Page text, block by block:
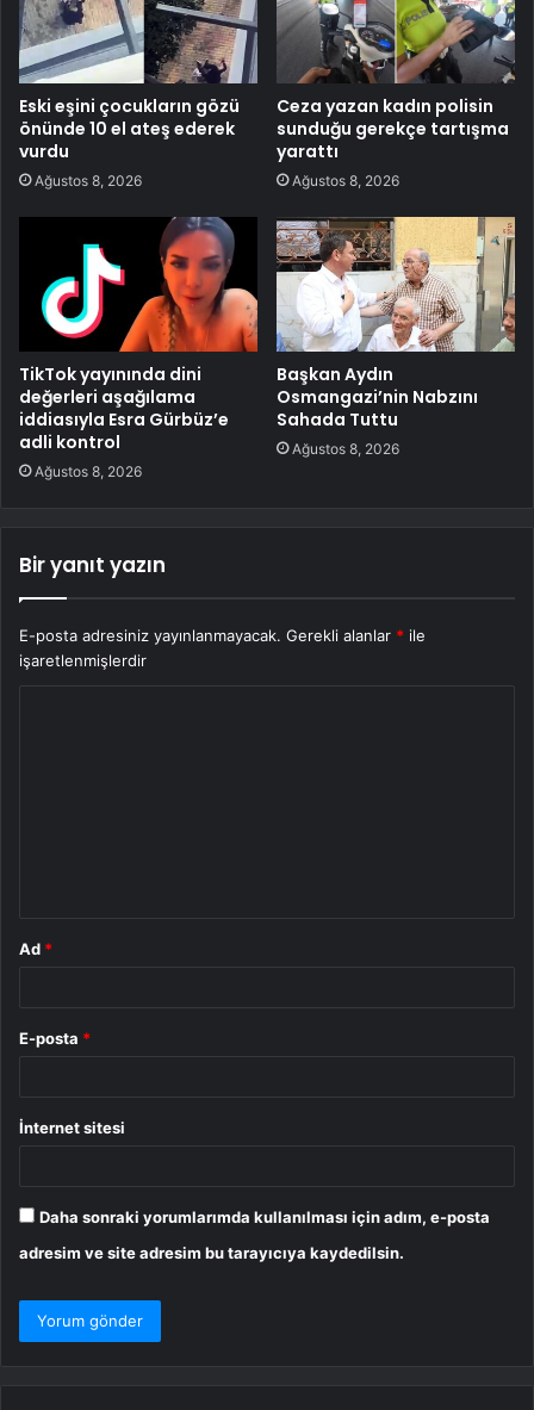
Eski eşini çocukların gözü
önünde 10 el ateş ederek
vurdu
Ağustos 8, 2026
Ceza yazan kadın polisin
sunduğu gerekçe tartışma
yarattı
Ağustos 8, 2026
TikTok yayınında dini
değerleri aşağılama
iddiasıyla Esra Gürbüz’e
adli kontrol
Ağustos 8, 2026
Başkan Aydın
Osmangazi’nin Nabzını
Sahada Tuttu
Ağustos 8, 2026
Bir yanıt yazın
E-posta adresiniz yayınlanmayacak. Gerekli alanlar * ile
işaretlenmişlerdir
Ad *
E-posta *
İnternet sitesi
Daha sonraki yorumlarımda kullanılması için adım, e-posta
adresim ve site adresim bu tarayıcıya kaydedilsin.